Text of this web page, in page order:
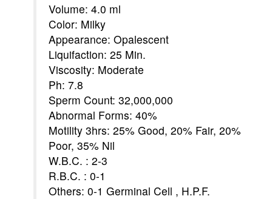
Volume: 4.0 ml
Color: Milky
Appearance: Opalescent
Liquifaction: 25 Min.
Viscosity: Moderate
Ph: 7.8
Sperm Count: 32,000,000
Abnormal Forms: 40%
Motility 3hrs: 25% Good, 20% Fair, 20%
Poor, 35% Nil
W.B.C. : 2-3
R.B.C. : 0-1
Others: 0-1 Germinal Cell , H.P.F.